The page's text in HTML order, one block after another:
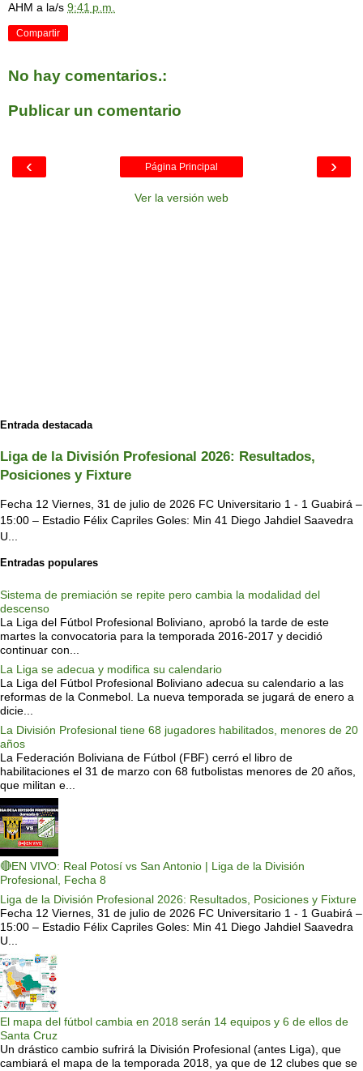
AHM a la/s 9:41 p.m.
Compartir
No hay comentarios.:
Publicar un comentario
‹ ›
Página Principal
Ver la versión web
Entrada destacada
Liga de la División Profesional 2026: Resultados,
Posiciones y Fixture
Fecha 12 Viernes, 31 de julio de 2026 FC Universitario 1 - 1 Guabirá –
15:00 – Estadio Félix Capriles Goles: Min 41 Diego Jahdiel Saavedra
U...
Entradas populares
Sistema de premiación se repite pero cambia la modalidad del
descenso
La Liga del Fútbol Profesional Boliviano, aprobó la tarde de este
martes la convocatoria para la temporada 2016-2017 y decidió
continuar con...
La Liga se adecua y modifica su calendario
La Liga del Fútbol Profesional Boliviano adecua su calendario a las
reformas de la Conmebol. La nueva temporada se jugará de enero a
dicie...
La División Profesional tiene 68 jugadores habilitados, menores de 20
años
La Federación Boliviana de Fútbol (FBF) cerró el libro de
habilitaciones el 31 de marzo con 68 futbolistas menores de 20 años,
que militan e...
🔴EN VIVO: Real Potosí vs San Antonio | Liga de la División
Profesional, Fecha 8
Liga de la División Profesional 2026: Resultados, Posiciones y Fixture
Fecha 12 Viernes, 31 de julio de 2026 FC Universitario 1 - 1 Guabirá –
15:00 – Estadio Félix Capriles Goles: Min 41 Diego Jahdiel Saavedra
U...
El mapa del fútbol cambia en 2018 serán 14 equipos y 6 de ellos de
Santa Cruz
Un drástico cambio sufrirá la División Profesional (antes Liga), que
cambiará el mapa de la temporada 2018, ya que de 12 clubes que se